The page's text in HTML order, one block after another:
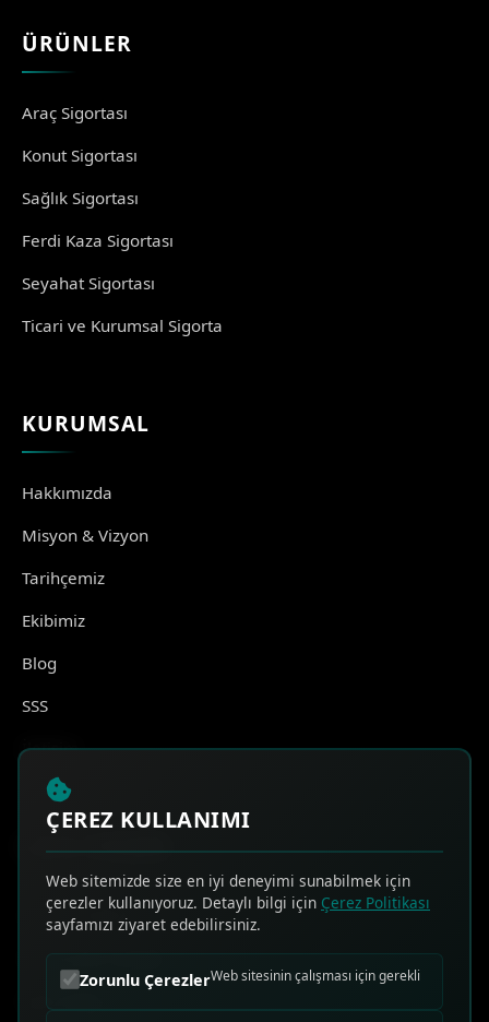
ÜRÜNLER
Araç Sigortası
Konut Sigortası
Sağlık Sigortası
Ferdi Kaza Sigortası
Seyahat Sigortası
Ticari ve Kurumsal Sigorta
KURUMSAL
Hakkımızda
Misyon & Vizyon
Tarihçemiz
Ekibimiz
Blog
SSS
İletişim
HIZLI ERİŞİM
Online Teklif Al
Sık Sorulan Sorular
ÇEREZ KULLANIMI
Web sitemizde size en iyi deneyimi sunabilmek için
çerezler kullanıyoruz. Detaylı bilgi için Çerez Politikası
sayfamızı ziyaret edebilirsiniz.
Zorunlu ÇerezlerWeb sitesinin çalışması için gerekli